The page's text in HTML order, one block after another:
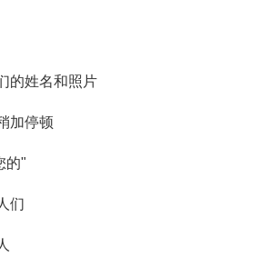
的姓名和照片
加停顿
的"
们